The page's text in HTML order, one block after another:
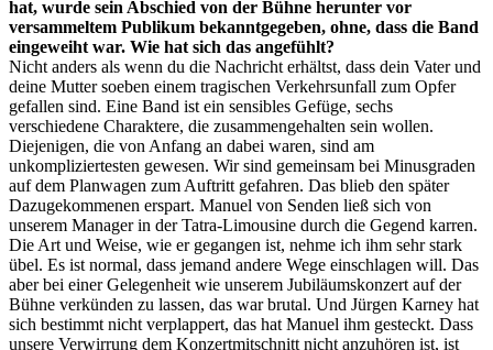
hat, wurde sein Abschied von der Bühne herunter vor
versammeltem Publikum bekanntgegeben, ohne, dass die Band
eingeweiht war. Wie hat sich das angefühlt?
Nicht anders als wenn du die Nachricht erhältst, dass dein Vater und
deine Mutter soeben einem tragischen Verkehrsunfall zum Opfer
gefallen sind. Eine Band ist ein sensibles Gefüge, sechs
verschiedene Charaktere, die zusammengehalten sein wollen.
Diejenigen, die von Anfang an dabei waren, sind am
unkompliziertesten gewesen. Wir sind gemeinsam bei Minusgraden
auf dem Planwagen zum Auftritt gefahren. Das blieb den später
Dazugekommenen erspart. Manuel von Senden ließ sich von
unserem Manager in der Tatra-Limousine durch die Gegend karren.
Die Art und Weise, wie er gegangen ist, nehme ich ihm sehr stark
übel. Es ist normal, dass jemand andere Wege einschlagen will. Das
aber bei einer Gelegenheit wie unserem Jubiläumskonzert auf der
Bühne verkünden zu lassen, das war brutal. Und Jürgen Karney hat
sich bestimmt nicht verplappert, das hat Manuel ihm gesteckt. Dass
unsere Verwirrung dem Konzertmitschnitt nicht anzuhören ist, ist